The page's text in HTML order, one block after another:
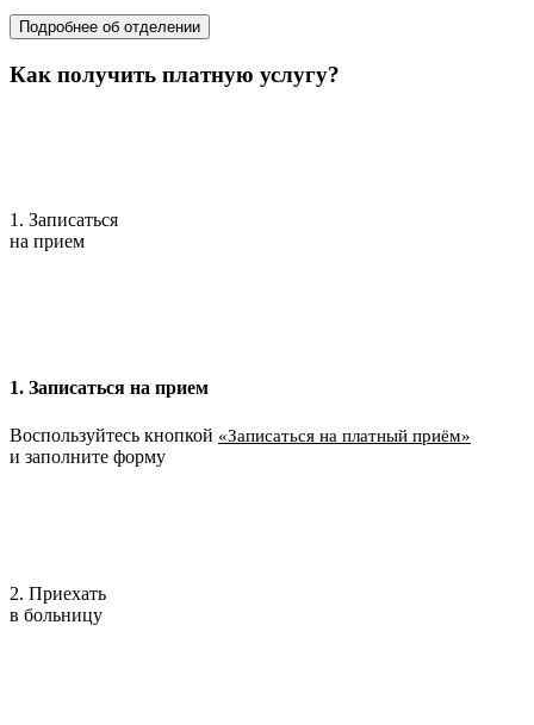
Подробнее об отделении
Как получить платную услугу?
1. Записаться
на прием
1. Записаться на прием
Воспользуйтесь кнопкой «Записаться на платный приём»
и заполните форму
2. Приехать
в больницу